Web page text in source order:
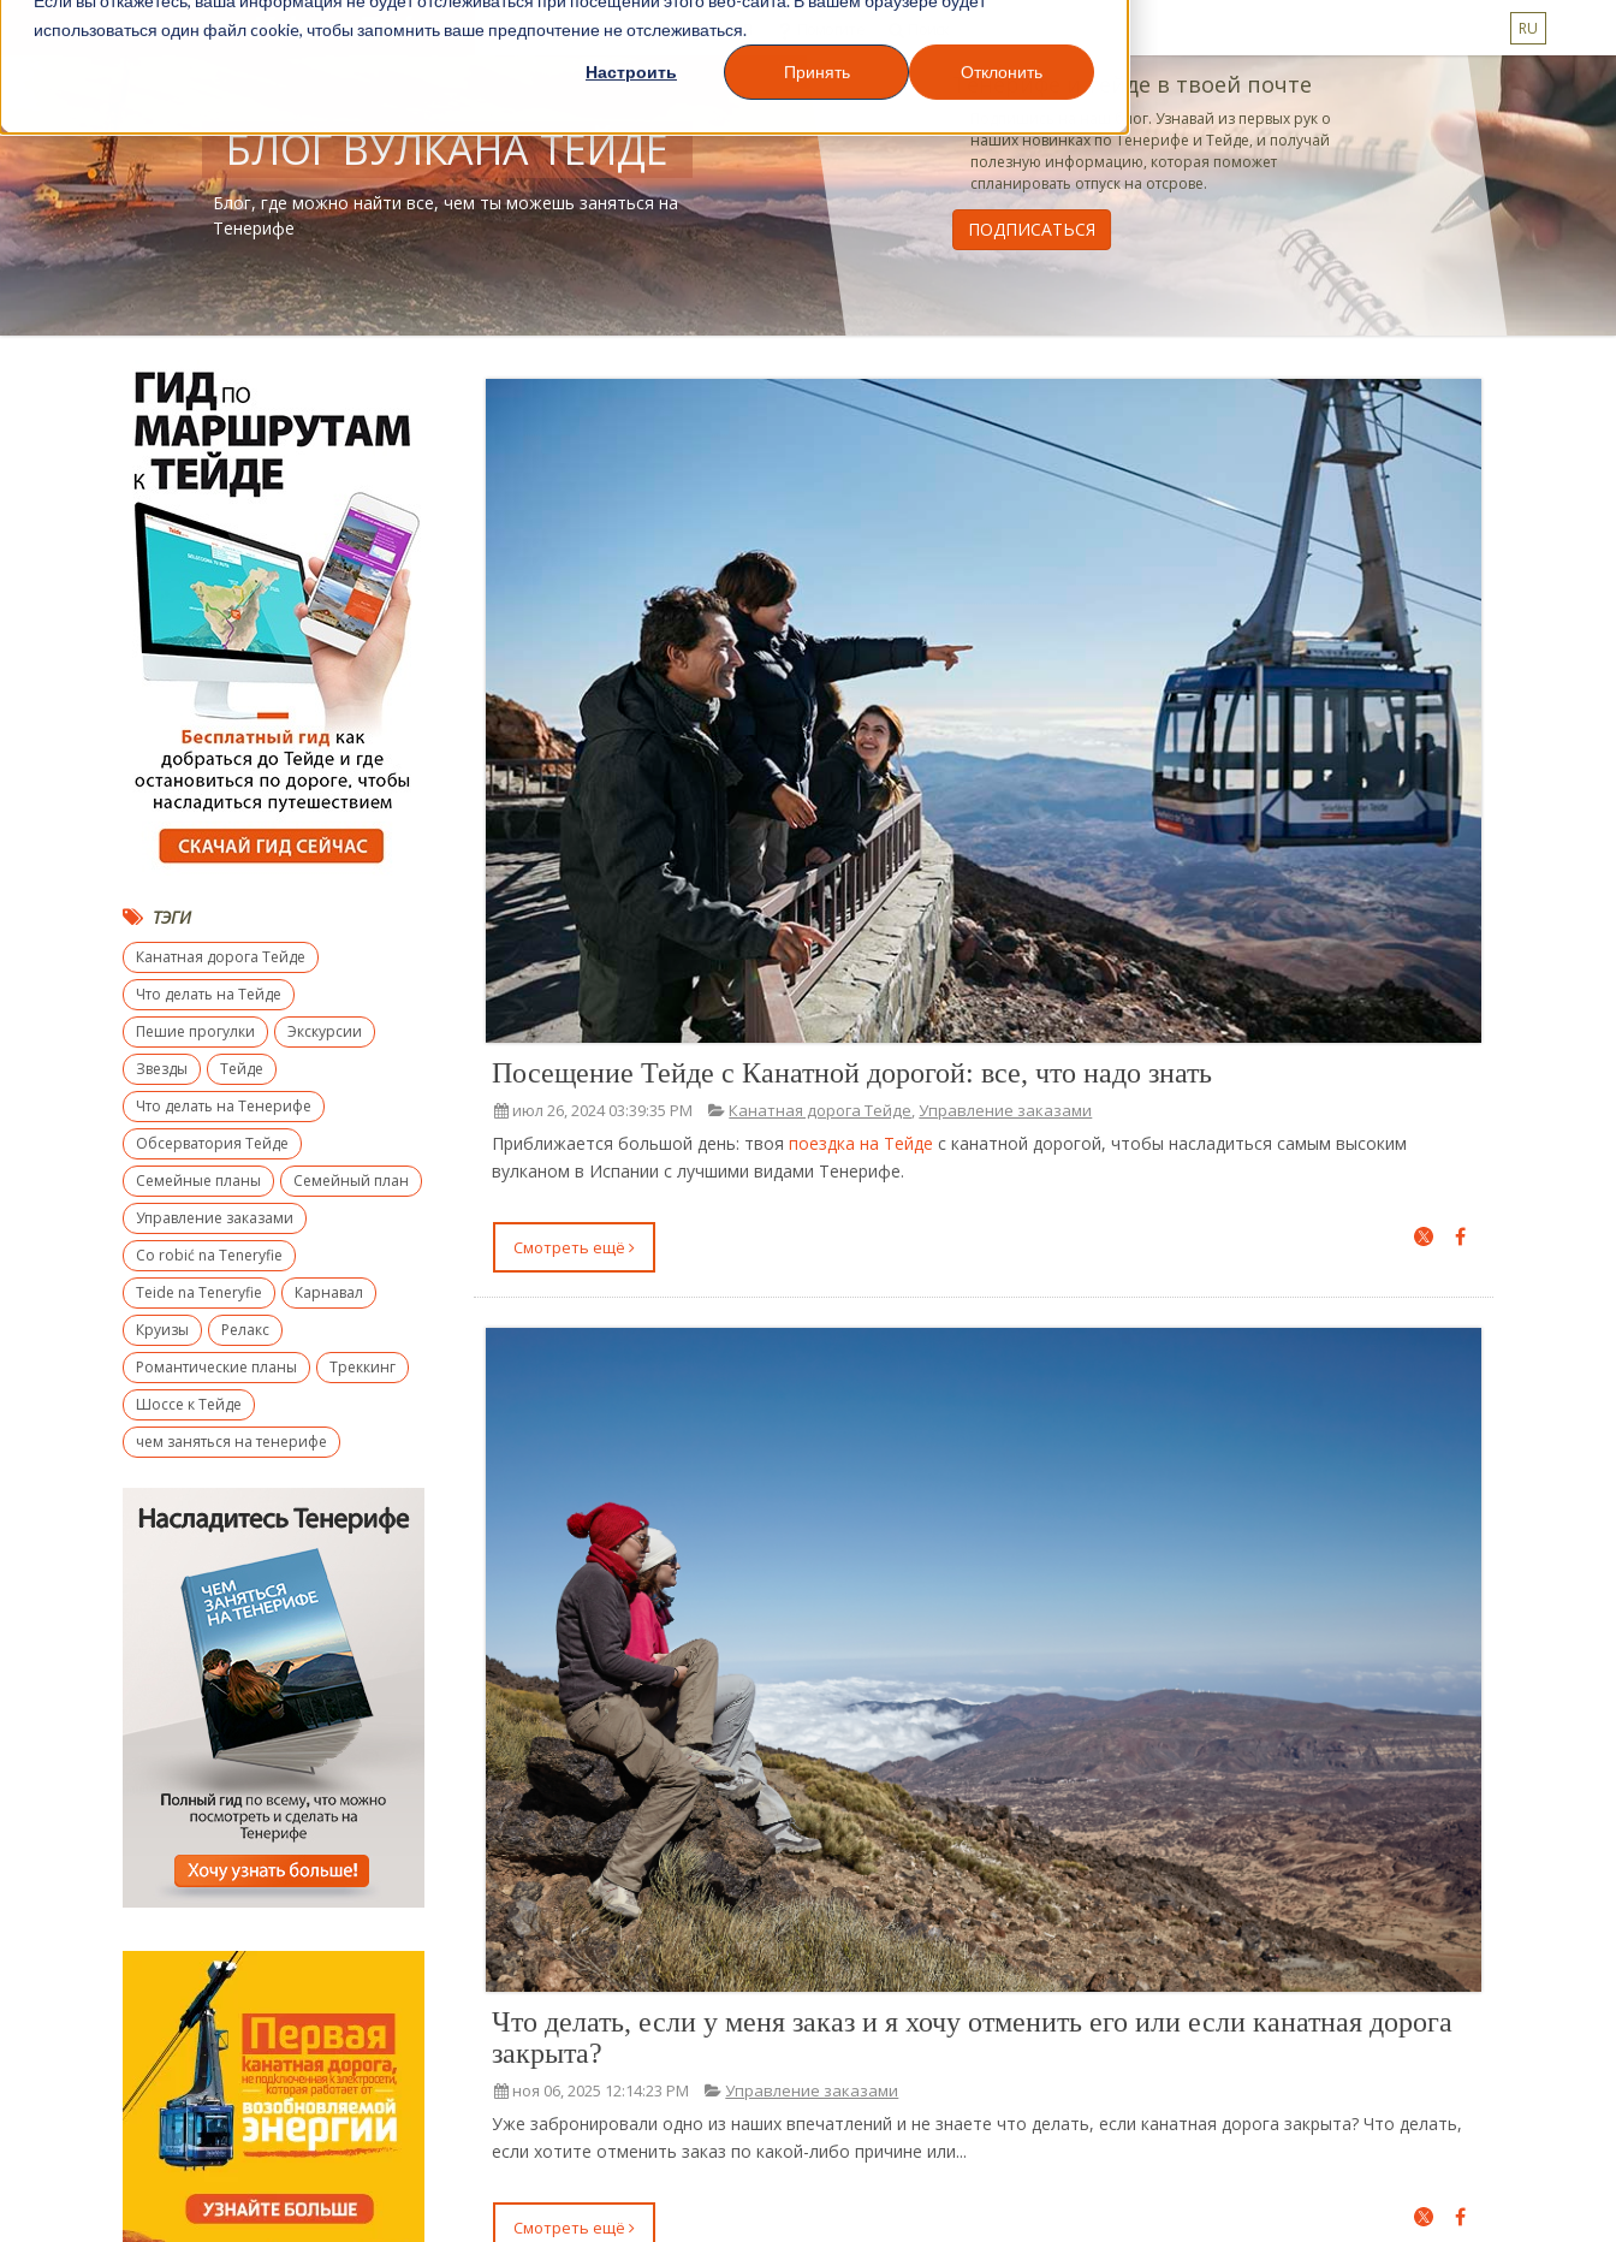
использоваться один файл cookie, чтобы запомнить ваше предпочтение не отслеживаться.
Настроить Принять Отклонить
Туры и Услуги ТЕЙДЕ СЕГОДНЯ RU
БЛОГ ВУЛКАНА ТЕЙДЕ
Блог, где можно найти все, чем ты можешь заняться на
Тенерифе
Тенерифе и тейде в твоей почте
Подпишись на наш блог. Узнавай из первых рук о
наших новинках по Тенерифе и Тейде, и получай
полезную информацию, которая поможет
спланировать отпуск на отсрове.
Посещение Тейде с Канатной дорогой: все, что надо знать
июл 26, 2024 03:39:35 PM Канатная дорога Тейде, Управление заказами
Приближается большой день: твояпоездка на Тейде с канатной дорогой, чтобы насладиться самым высоким
вулканом в Испании с лучшими видами Тенерифе.
Смотреть ещё
Что делать, если у меня заказ и я хочу отменить его или если канатная дорога
закрыта?
ноя 06, 2025 12:14:23 PM Управление заказами
Уже забронировали одно из наших впечатлений и не знаете что делать, если канатная дорога закрыта? Что делать,
если хотите отменить заказ по какой-либо причине или...
Смотреть ещё
ТЭГИ
Канатная дорога Тейде
Что делать на Тейде
Пешие прогулки
Экскурсии
Звезды
Тейде
Что делать на Тенерифе
Обсерватория Тейде
Семейные планы
Семейный план
Управление заказами
Co robić na Teneryfie
Teide na Teneryfie
Карнавал
Круизы
Релакс
Романтические планы
Треккинг
Шоссе к Тейде
чем заняться на тенерифе